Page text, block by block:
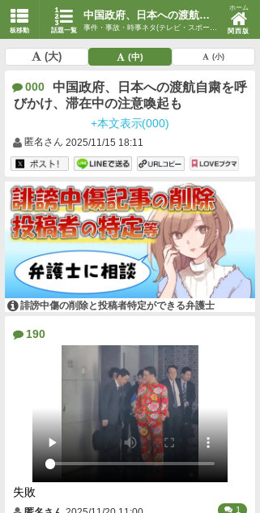
板移動 話題一覧
中国政府、日本への渡航自粛を呼びかけ、滞在中の注意喚起も
事件・事故・時事ネタ(テレビ・スポーツ・時事)
ホーム
関西版
(大) (中) (小)
000
中国政府、日本への渡航自粛を呼
びかけ、滞在中の注意喚起も
+本文表示(000)
匿名さん 2025/11/15 18:11
誹謗中傷の削除と投稿者特定ができる弁護士
190
失敗
匿名さん 2025/11/20 11:00 1